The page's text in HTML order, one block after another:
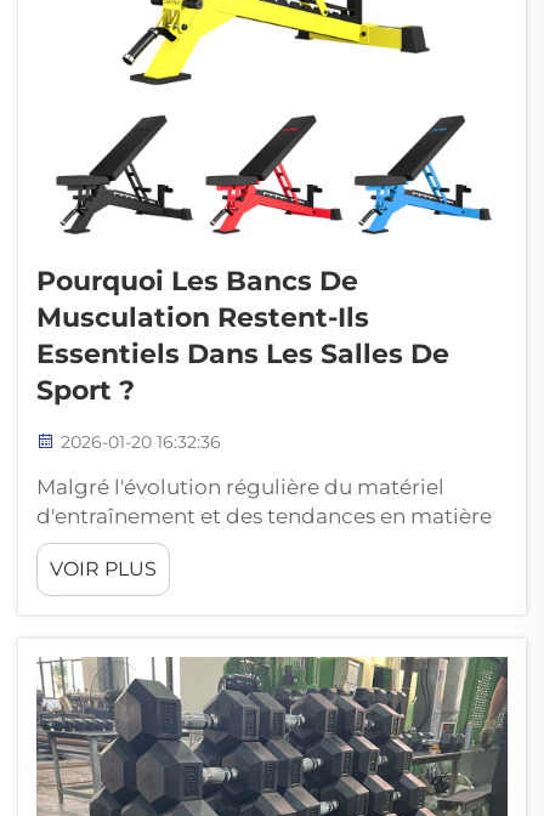
Pourquoi Les Bancs De
Musculation Restent-Ils
Essentiels Dans Les Salles De
Sport ?
2026-01-20 16:32:36
Malgré l'évolution régulière du matériel
d'entraînement et des tendances en matière
de remise en forme, les bancs de musculation
demeurent une nécessité intemporelle pour
toute salle de sport. OKPRO est un fabricant
spécialisé dans les bancs de musculation et
les solutions de remise en forme avec plus de
1...
VOIR PLUS